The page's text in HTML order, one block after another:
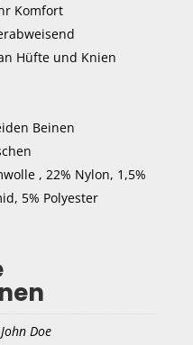
Komfort
Hüfte und Knien
Beinen
, 22% Nylon, 1,5%
5% Polyester
John Doe